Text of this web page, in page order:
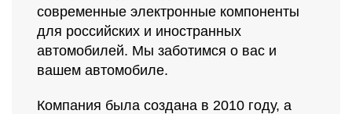
современные электронные компоненты
для российских и иностранных
автомобилей. Мы заботимся о вас и
вашем автомобиле.
Компания была создана в 2010 году, а